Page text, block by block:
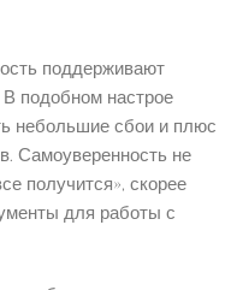
поддерживают
подобном настрое
небольшие сбои и плюс
Самоуверенность не
получится», скорее
для работы с